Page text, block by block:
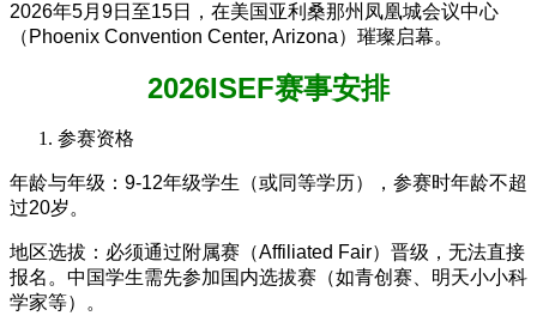
2026年5月9日至15日，在美国亚利桑那州凤凰城会议中心
（Phoenix Convention Center, Arizona）璀璨启幕。
2026ISEF赛事安排
参赛资格
年龄与年级：9-12年级学生（或同等学历），参赛时年龄不超
过20岁。
地区选拔：必须通过附属赛（Affiliated Fair）晋级，无法直接
报名。中国学生需先参加国内选拔赛（如青创赛、明天小小科
学家等）。